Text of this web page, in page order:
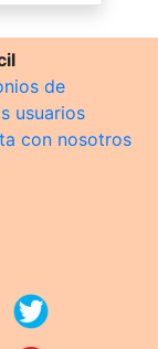
de
usuarios
con nosotros